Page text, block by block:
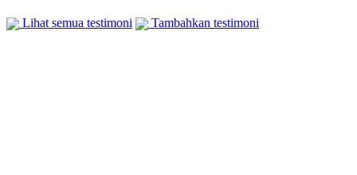
Lihat semua testimoni Tambahkan testimoni